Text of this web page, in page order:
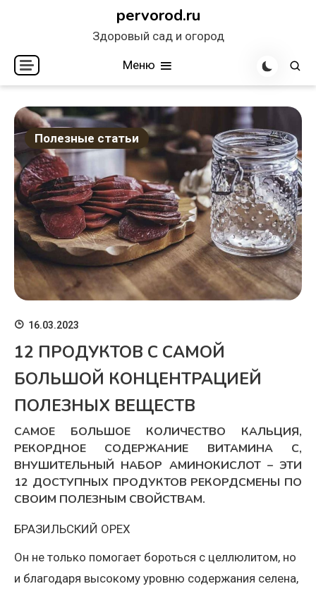
содержимому
pervorod.ru
Здоровый сад и огород
Меню
Полезные статьи
16.03.2023
12 ПРОДУКТОВ С САМОЙ
БОЛЬШОЙ КОНЦЕНТРАЦИЕЙ
ПОЛЕЗНЫХ ВЕЩЕСТВ
САМОЕ БОЛЬШОЕ КОЛИЧЕСТВО КАЛЬЦИЯ,
РЕКОРДНОЕ СОДЕРЖАНИЕ ВИТАМИНА С,
ВНУШИТЕЛЬНЫЙ НАБОР АМИНОКИСЛОТ – ЭТИ
12 ДОСТУПНЫХ ПРОДУКТОВ РЕКОРДСМЕНЫ ПО
СВОИМ ПОЛЕЗНЫМ СВОЙСТВАМ.
БРАЗИЛЬСКИЙ ОРЕХ
Он не только помогает бороться с целлюлитом, но
и благодаря высокому уровню содержания селена,